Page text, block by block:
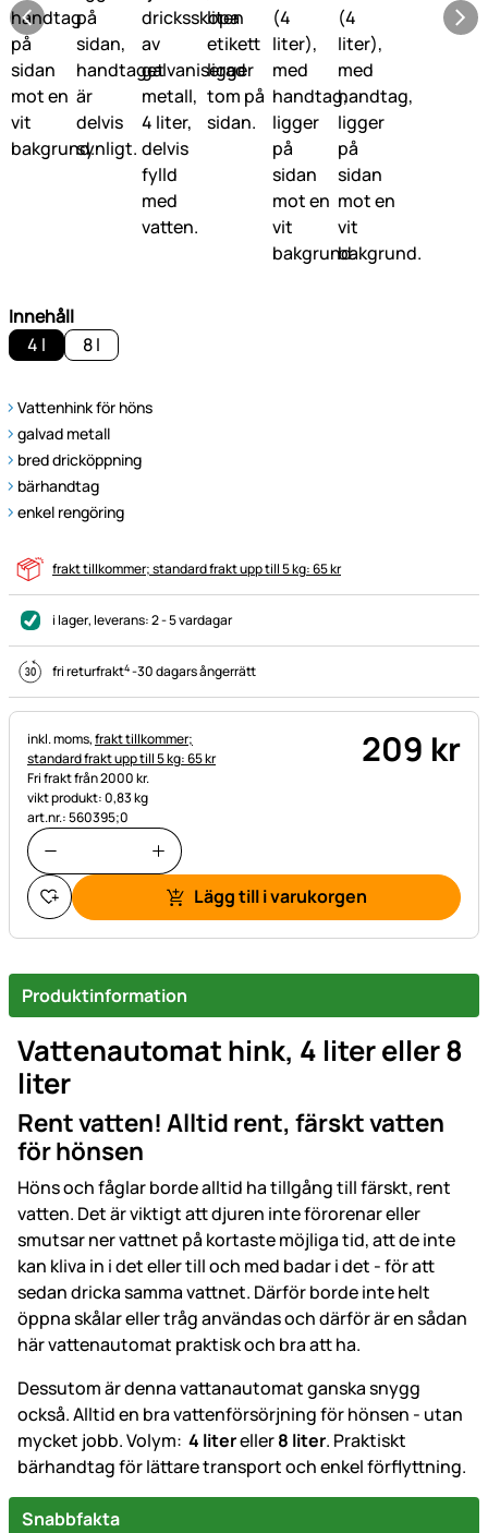
Innehåll
4 l
8 l
Vattenhink för höns
galvad metall
bred dricköppning
bärhandtag
enkel rengöring
frakt tillkommer; standard frakt upp till 5 kg: 65 kr
i lager, leverans:2 - 5 vardagar
fri returfrakt4-30 dagars ångerrätt
Skatteinformation:
inkl. moms,frakt tillkommer;
standard frakt upp till 5 kg: 65 kr
Fri frakt från 2000 kr.
vikt produkt: 0,83 kg
art.nr.: 560395;0
209 kr
Lägg till i varukorgen
Produktinformation
Vattenautomat hink, 4 liter eller 8
liter
Rent vatten! Alltid rent, färskt vatten
för hönsen
Höns och fåglar borde alltid ha tillgång till färskt, rent
vatten. Det är viktigt att djuren inte förorenar eller
smutsar ner vattnet på kortaste möjliga tid, att de inte
kan kliva in i det eller till och med badar i det - för att
sedan dricka samma vattnet. Därför borde inte helt
öppna skålar eller tråg användas och därför är en sådan
här vattenautomat praktisk och bra att ha.
Dessutom är denna vattanautomat ganska snygg
också. Alltid en bra vattenförsörjning för hönsen - utan
mycket jobb. Volym: 4 litereller8 liter. Praktiskt
bärhandtag för lättare transport och enkel förflyttning.
Snabbfakta